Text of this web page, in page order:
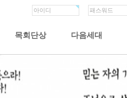
목회단상 다음세대